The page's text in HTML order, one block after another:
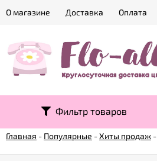
О магазине Доставка Оплата
Фильтр товаров
Главная - Популярные -Хиты продаж -